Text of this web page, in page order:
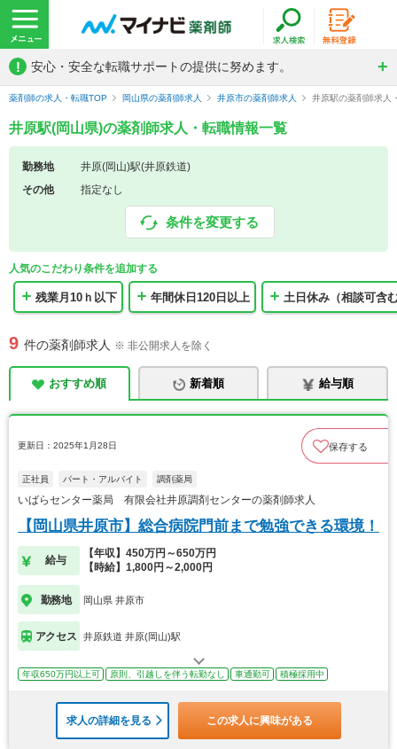
! 安心・安全な転職サポートの提供に努めます。
薬剤師の求人・転職TOP 岡山県の薬剤師求人 井原市の薬剤師求人 井原駅の薬剤師求人
井原駅(岡山県)の薬剤師求人・転職情報一覧
勤務地
井原(岡山)駅(井原鉄道)
その他
指定なし
条件を変更する
人気のこだわり条件を追加する
残業月10ｈ以下 年間休日120日以上 土日休み（相談可含
9 件の薬剤師求人 ※ 非公開求人を除く
おすすめ順 新着順 給与順
更新日：2025年1月28日 保存する
正社員 パート・アルバイト 調剤薬局
いばらセンター薬局 有限会社井原調剤センターの薬剤師求人
【岡山県井原市】総合病院門前まで勉強できる環境！
給与
【年収】450万円～650万円
【時給】1,800円～2,000円
勤務地 岡山県 井原市
アクセス 井原鉄道 井原(岡山)駅
年収650万円以上可 原則、引越しを伴う転勤なし 車通勤可 積極採用中
求人の詳細を見る この求人に興味がある